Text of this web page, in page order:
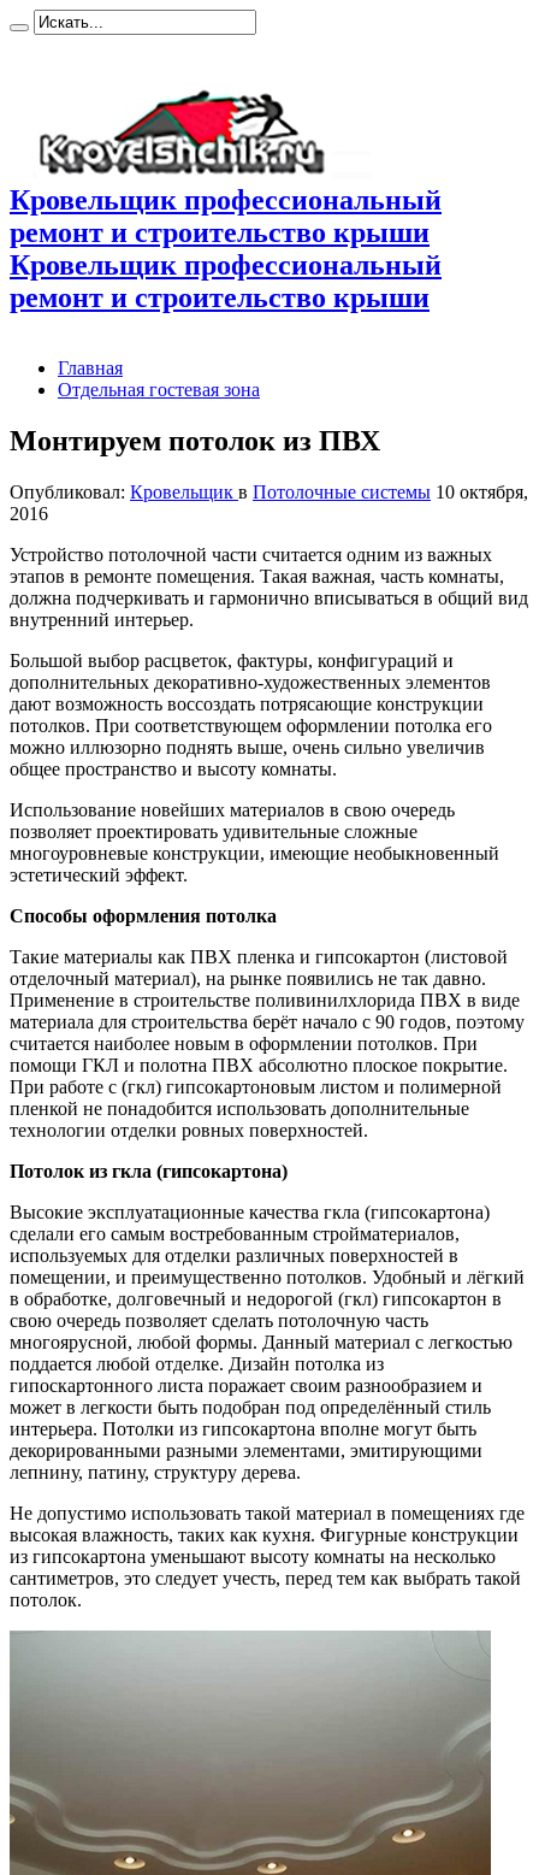
Кровельщик профессиональный
ремонт и строительство крыши
Кровельщик профессиональный
ремонт и строительство крыши
Главная
Отдельная гостевая зона
Монтируем потолок из ПВХ
Опубликовал: Кровельщик в Потолочные системы 10 октября,
2016
Устройство потолочной части считается одним из важных
этапов в ремонте помещения. Такая важная, часть комнаты,
должна подчеркивать и гармонично вписываться в общий вид
внутренний интерьер.
Большой выбор расцветок, фактуры, конфигураций и
дополнительных декоративно-художественных элементов
дают возможность воссоздать потрясающие конструкции
потолков. При соответствующем оформлении потолка его
можно иллюзорно поднять выше, очень сильно увеличив
общее пространство и высоту комнаты.
Использование новейших материалов в свою очередь
позволяет проектировать удивительные сложные
многоуровневые конструкции, имеющие необыкновенный
эстетический эффект.
Способы оформления потолка
Такие материалы как ПВХ пленка и гипсокартон (листовой
отделочный материал), на рынке появились не так давно.
Применение в строительстве поливинилхлорида ПВХ в виде
материала для строительства берёт начало с 90 годов, поэтому
считается наиболее новым в оформлении потолков. При
помощи ГКЛ и полотна ПВХ абсолютно плоское покрытие.
При работе с (гкл) гипсокартоновым листом и полимерной
пленкой не понадобится использовать дополнительные
технологии отделки ровных поверхностей.
Потолок из гкла (гипсокартона)
Высокие эксплуатационные качества гкла (гипсокартона)
сделали его самым востребованным стройматериалов,
используемых для отделки различных поверхностей в
помещении, и преимущественно потолков. Удобный и лёгкий
в обработке, долговечный и недорогой (гкл) гипсокартон в
свою очередь позволяет сделать потолочную часть
многоярусной, любой формы. Данный материал с легкостью
поддается любой отделке. Дизайн потолка из
гипоскартонного листа поражает своим разнообразием и
может в легкости быть подобран под определённый стиль
интерьера. Потолки из гипсокартона вполне могут быть
декорированными разными элементами, эмитирующими
лепнину, патину, структуру дерева.
Не допустимо использовать такой материал в помещениях где
высокая влажность, таких как кухня. Фигурные конструкции
из гипсокартона уменьшают высоту комнаты на несколько
сантиметров, это следует учесть, перед тем как выбрать такой
потолок.